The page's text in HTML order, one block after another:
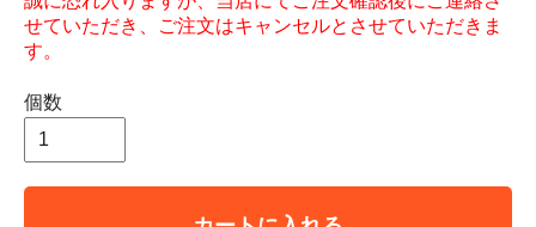
せていただき、ご注文はキャンセルとさせていただきま
す。
個数